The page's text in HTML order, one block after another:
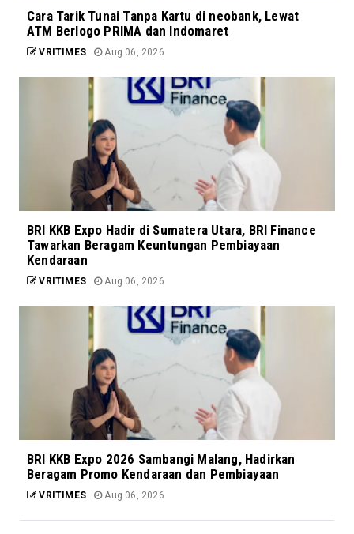
Cara Tarik Tunai Tanpa Kartu di neobank, Lewat
ATM Berlogo PRIMA dan Indomaret
VRITIMES Aug 06, 2026
BRI KKB Expo Hadir di Sumatera Utara, BRI Finance
Tawarkan Beragam Keuntungan Pembiayaan
Kendaraan
VRITIMES Aug 06, 2026
BRI KKB Expo 2026 Sambangi Malang, Hadirkan
Beragam Promo Kendaraan dan Pembiayaan
VRITIMES Aug 06, 2026